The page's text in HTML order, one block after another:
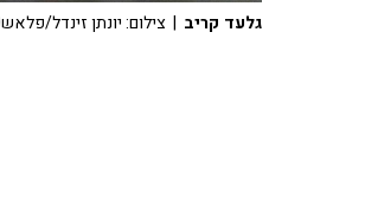
גלעד קריב | צילום: יונתן זינדל/פלאש90